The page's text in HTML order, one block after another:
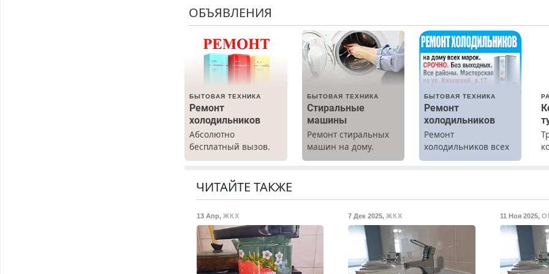
ОБЪЯВЛЕНИЯ
БЫТОВАЯ ТЕХНИКА
Ремонт
холодильников
Абсолютно
бесплатный вызов.
Ремонт
марок на дому, с
гарантией. Все р-ны.
выходных.
Пенсионерам –
скидки до 40%.
Мастер со стажем.
БЫТОВАЯ ТЕХНИКА
Стиральные
машины
Ремонт стиральных
машин на дому.
Выезд и диагностика
БЫТОВАЯ ТЕХНИКА
Ремонт
холодильников
Ремонт
холодильников всех
марок на дому.
ЧИТАЙТЕ ТАКЖЕ
13 Апр,ЖКХ 7 Дек 2025,ЖКХ 11 Ноя 2025,